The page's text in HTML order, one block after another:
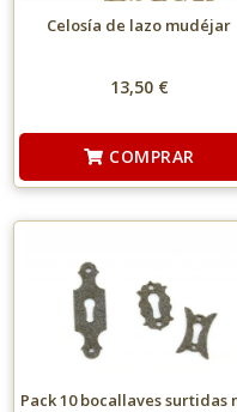
Celosía de lazo mudéjar
13,50 €
COMPRAR
Pack 10 bocallaves surtidas